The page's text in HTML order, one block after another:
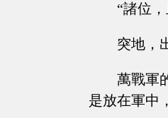
“諸位
突地，
萬戰軍
是放在軍中